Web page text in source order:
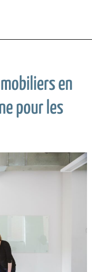
en
pour les